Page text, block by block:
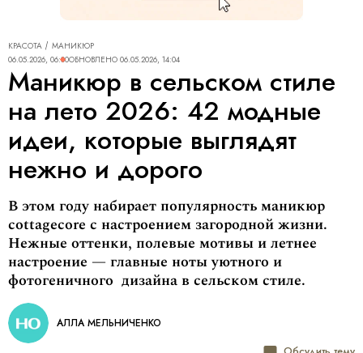
КРАСОТА
МАНИКЮР
06.05.2026, 06:00ОБНОВЛЕНО 06.05.2026, 14:04
Маникюр в сельском стиле
на лето 2026: 42 модные
идеи, которые выглядят
нежно и дорого
В этом году набирает популярность маникюр
cottagecore с настроением загородной жизни.
Нежные оттенки, полевые мотивы и летнее
настроение — главные ноты уютного и
фотогеничного дизайна в сельском стиле.
АЛЛА МЕЛЬНИЧЕНКО